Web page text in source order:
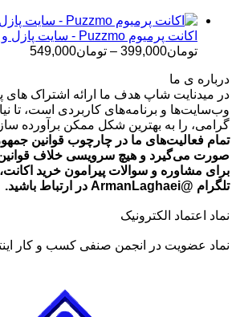
اکانت پرمیوم Puzzmo - سایت پازل و بازی های فکری
تومان399,000
– تومان549,000
تا
تومان549,000
درباره ی ما
در میدنایت شاپ هدف ما ارائه اشتراک های
وب‌سایت‌ها و برنامه‌های کاربردی است، تا
گرامی، را به بهترین شکل ممکن برآورده
تمام فعالیت‌های ما در چارچوب قوانین
صورت می‌گیرد و هیچ سرویسی خلاف
برای مشاوره و سوالات پیرامون خرید اکانت،
تلگرام @ArmanLaghaei در ارتباط باشید.
نماد اعتماد الکترونیک
نماد عضویت در انجمن صنفی کسب و کار